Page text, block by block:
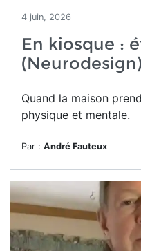
4 juin, 2026
En kiosque :
(Neurodesign)
Quand la maison
physique et mentale.
Par : André Fauteux